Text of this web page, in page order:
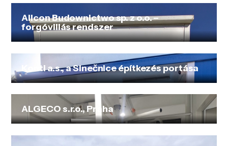
Allcon Budownictwo sp. z o.o. –
forgóvillás rendszer
Konti a.s., a Slnečnice építkezés portása
ALGECO s.r.o., Praha